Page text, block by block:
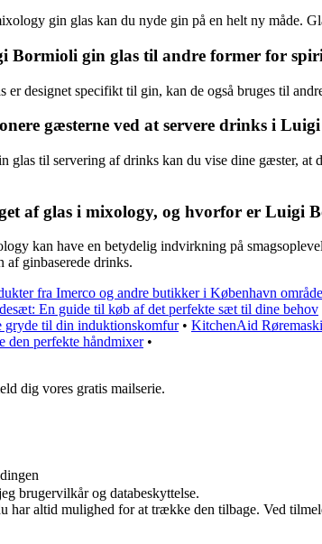
gin glas kan du nyde gin på en helt ny måde.
Bormioli gin glas til andre former for
designet specifikt til gin, kan de også bruges til
gæsterne ved at servere drinks i
glas til servering af drinks kan du vise dine gæster,
af glas i mixology, og hvorfor er Luigi
kan have en betydelig indvirkning på
af ginbaserede drinks.
fra Imerco og andre butikker i København
En guide til køb af det perfekte sæt til dine behov
gryde til din induktionskomfur• KitchenAid
den perfekte håndmixer•
dig vores gratis mailserie.
brugervilkår og databeskyttelse.
altid mulighed for at trække den tilbage. Ved